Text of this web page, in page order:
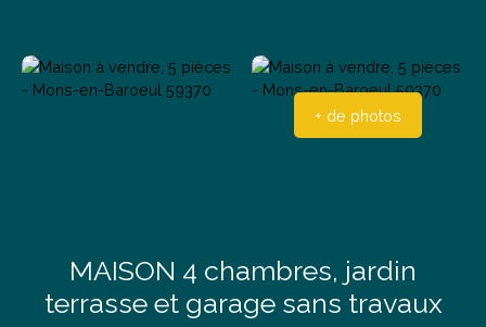
+ de photos
MAISON 4 chambres, jardin
terrasse et garage sans travaux